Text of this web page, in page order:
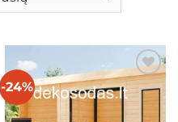
-24% Mėgstamiausias